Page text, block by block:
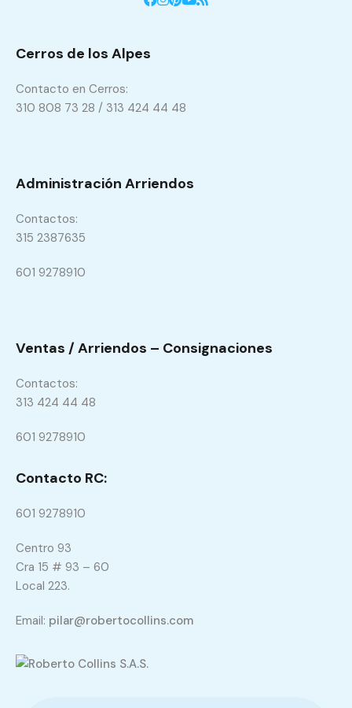
Cerros de los Alpes
Contacto en Cerros:
310 808 73 28 / 313 424 44 48
Administración Arriendos
Contactos:
315 2387635
601 9278910
Ventas / Arriendos – Consignaciones
Contactos:
313 424 44 48
601 9278910
Contacto RC:
601 9278910
Centro 93
Cra 15 # 93 – 60
Local 223.
Email: pilar@robertocollins.com